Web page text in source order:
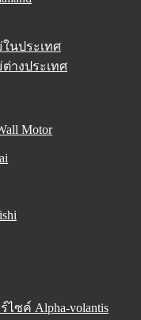
นประเทศ
างประเทศ
Motor
ไซค์ Alpha-volantis